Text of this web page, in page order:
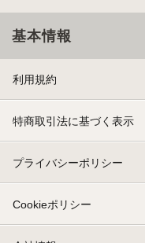
基本情報
利用規約
特商取引法に基づく表示
プライバシーポリシー
Cookieポリシー